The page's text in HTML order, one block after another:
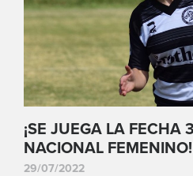
¡SE JUEGA LA FECHA
NACIONAL FEMENINO!
29/07/2022